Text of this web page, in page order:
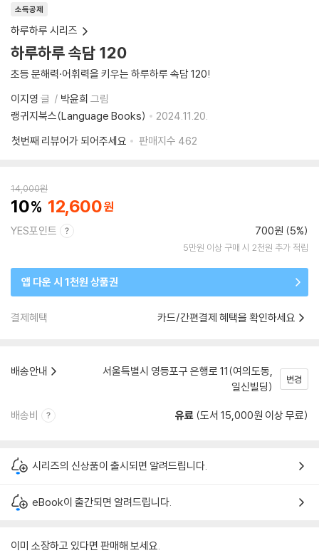
소득공제
하루하루 시리즈
하루하루 속담 120
초등 문해력·어휘력을 키우는 하루하루 속담 120!
이지영 글 박윤희 그림
랭귀지북스(Language Books)
2024.11.20.
첫번째 리뷰어가 되어주세요
판매지수 462
14,000원
10 12,600
YES포인트 700원 (5%)
5만원 이상 구매 시 2천원 추가 적립
앱 다운 시 1천원 상품권
결제혜택 카드/간편결제 혜택을 확인하세요
배송안내
서울특별시 영등포구 은행로 11(여의도동,
일신빌딩)
변경
배송비 유료 (도서 15,000원 이상 무료)
시리즈의 신상품이 출시되면 알려드립니다.
eBook이 출간되면 알려드립니다.
이미 소장하고 있다면 판매해 보세요.